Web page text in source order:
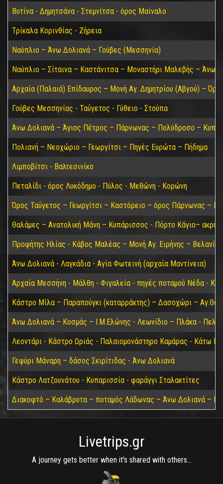
Βυτίνα - Δημητσάνα - Στεμνίτσα - όρος Μαίναλο
Τρίκαλα Κορινθίας - Ζήρεια
Ναύπλιο – Άνω Δολιανά – Γούβες (Μεσσηνία)
Ναύπλιο – Σίταινα – Καστάνιτσα – Μοναστήρι Μαλεβής – Άνω
Αρχαία (Παλαιά) Επίδαυρος – Μονή Αγ. Δημητρίου (Αβγού) –
Γούβες Μεσσηνίας - Ταΰγετος - Γύθειο - Στούπα
Άνω Δολιανά – Άγιος Πέτρος – Πάρνωνας – Πολύδροσο –
Πολιανή – Νεοχώριο – Γεωργίτσι – Πηγές Ευρώτα – Πήδημα
Λιμποβίτσι - Βαλτεσινίκο
Πεταλίδι - όρος Λυκόδημο - Πύλος - Μεθώνη - Κορώνη
Όρος Ταΰγετος – Γεωργίτσι – Καστόρειο – όρος Πάρνωνας –
Θαλάμες – Ανατολική Μάνη – Κυπάρισσος - Πόρτο Κάγιο–
Προφήτης Ηλίας - Κάβος Μαλέας – Μονή Αγ. Ειρήνης –
Άνω Δολιανά - Λαγκάδια - Αγία Φωτεινή (αρχαία Μαντίνεια)
Αρχαία Μεσσήνη - Μάλθη - Φιγαλεία - πηγές ποταμού Νέδα -
Κάστρο Μίλα – Παραπούγκι (καταρράκτης) – Δασοχώρι –
Άνω Δολιανά – Κοσμάς – Ι.Μ.Ελώνης - Λεωνίδιο – Πλάκα -
Λεοντάρι - Κάστρο Ωριάς - Παλαιομονάστηρο Καμάρας - Κάτω
Γεφύρι Μάναρη – δάσος Σκιρίτιδας - Άνω Δολιανά
Κάστρο Λατζουνάτου - Κυπαρισσία - φαράγγι Σταλακτίτες
Διακοφτό – Καλάβρυτα – ποταμός Λάδωνας – Άνω Δολιανά –
Livetrips.gr
A journey gets better when it's shared with others...